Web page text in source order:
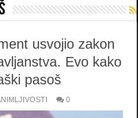
usvojio zakon
Evo kako
pasoš
0